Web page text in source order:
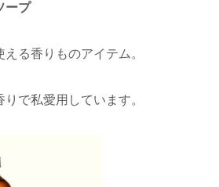
ープ
る香りものアイテム。
で私愛用しています。